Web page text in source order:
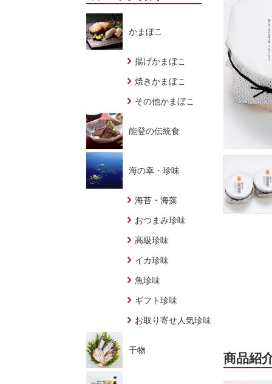
かまぼこ
揚げかまぼこ
焼きかまぼこ
その他かまぼこ
能登の伝統食
海の幸・珍味
海苔・海藻
おつまみ珍味
高級珍味
イカ珍味
魚珍味
ギフト珍味
お取り寄せ人気珍味
干物
商品紹